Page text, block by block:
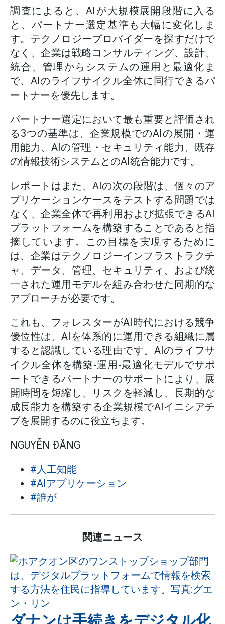
調査によると、AIが大規模展開段階に入る
と、パートナー選定基準も大幅に変化しま
す。テクノロジープロバイダーを探すだけで
なく、企業は戦略コンサルティング、設計、
統合、管理からシステムの運用と最適化ま
で、AIのライフサイクル全体に同行できるパ
ートナーを優先します。
パートナー選定において最も重要と評価され
る3つの基準は、企業規模でのAIの展開・運
用能力、AIの管理・セキュリティ能力、既存
の情報技術システムとのAI統合能力です。
レポートはまた、AIの次の段階は、個々のア
プリケーションケースをテストする問題では
なく、企業全体で再利用および拡張できるAI
プラットフォームを構築することであると指
摘しています。この目標を実現するために
は、企業はテクノロジーインフラストラクチ
ャ、データ、管理、セキュリティ、および統
一された運用モデルを組み合わせた同期的な
アプローチが必要です。
これも、フォレスターがAI時代における競争
優位性は、AIを体系的に運用できる組織に属
すると認識している理由です。AIのライフサ
イクル全体を構築-運用-最適化モデルでサポ
ートできるパートナーのサポートにより、展
開時間を短縮し、リスクを軽減し、長期的な
成長能力を構築する企業規模でAIイニシアチ
ブを展開するのに役立ちます。
NGUYỄN ĐĂNG
#人工知能
#AIアプリケーション
#誰が
関連ニュース